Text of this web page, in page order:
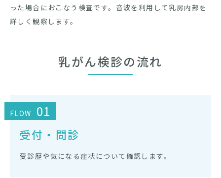
った場合におこなう検査です。音波を利用して乳房内部を
詳しく観察します。
乳がん検診の流れ
FLOW 01
受付・問診
受診歴や気になる症状について確認します。